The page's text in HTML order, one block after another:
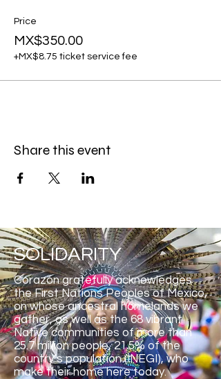
Price
MX$350.00
+MX$8.75 ticket service fee
Share this event
SOLIDARITY
Corazón gratefully acknowledges
the First Nations Peoples of Mexico,
on whose ancestral homelands we
gather, as well as the 68 vibrant
Native communities of more than
25.7 million people, 21.5% of the
country’s population (INEGI), who
make their home here today.